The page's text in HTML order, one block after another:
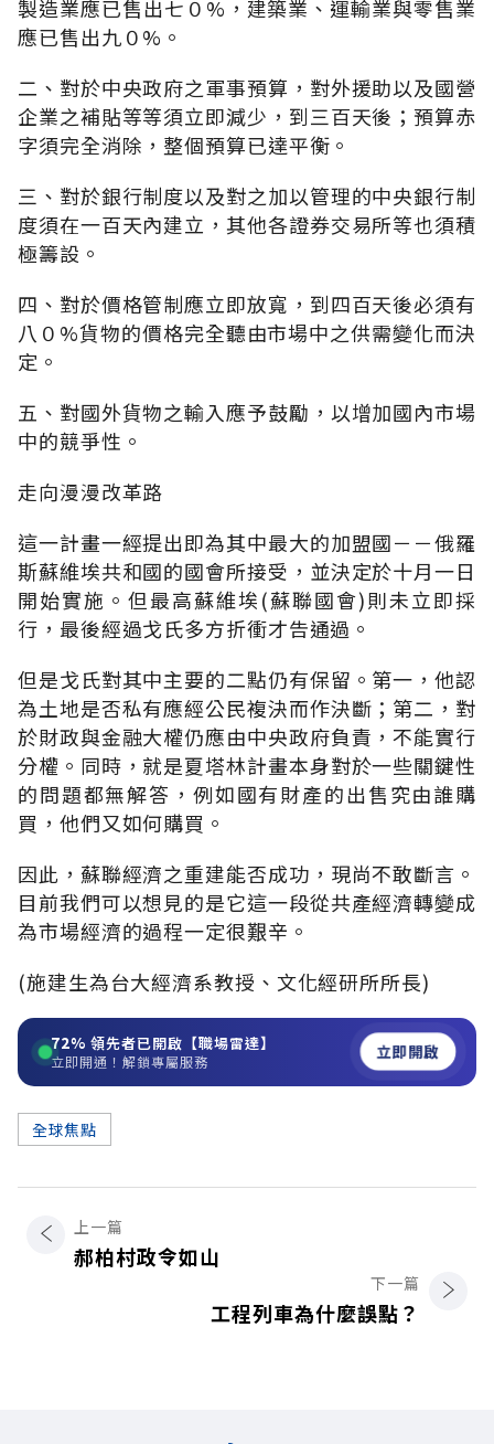
製造業應已售出七０%，建築業、運輸業與零售業
應已售出九０%。
二、對於中央政府之軍事預算，對外援助以及國營
企業之補貼等等須立即減少，到三百天後；預算赤
字須完全消除，整個預算已達平衡。
三、對於銀行制度以及對之加以管理的中央銀行制
度須在一百天內建立，其他各證券交易所等也須積
極籌設。
四、對於價格管制應立即放寬，到四百天後必須有
八０%貨物的價格完全聽由市場中之供需變化而決
定。
五、對國外貨物之輸入應予鼓勵，以增加國內市場
中的競爭性。
走向漫漫改革路
這一計畫一經提出即為其中最大的加盟國－－俄羅
斯蘇維埃共和國的國會所接受，並決定於十月一日
開始實施。但最高蘇維埃(蘇聯國會)則未立即採
行，最後經過戈氏多方折衝才告通過。
但是戈氏對其中主要的二點仍有保留。第一，他認
為土地是否私有應經公民複決而作決斷；第二，對
於財政與金融大權仍應由中央政府負責，不能實行
分權。同時，就是夏塔林計畫本身對於一些關鍵性
的問題都無解答，例如國有財產的出售究由誰購
買，他們又如何購買。
因此，蘇聯經濟之重建能否成功，現尚不敢斷言。
目前我們可以想見的是它這一段從共產經濟轉變成
為市場經濟的過程一定很艱辛。
(施建生為台大經濟系教授、文化經研所所長)
72% 領先者已開啟【職場雷達】
立即開通！解鎖專屬服務 立即開啟
全球焦點
上一篇
郝柏村政令如山
下一篇
工程列車為什麼誤點？